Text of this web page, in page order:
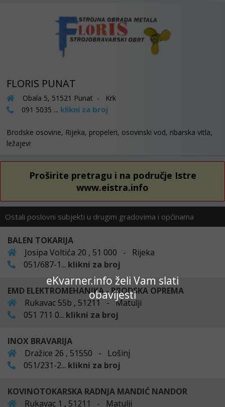
eKvarner.info želi Vam slati
obavijesti
FLORIS PUNAT
Obala 5, 51521 Punat - Krk
091 5035 ... klikni za broj
Brodske osovine, Rijeka, propeleri, osovinski vod, ribarska vitla,
ležajevi
Proširite pretragu i na područje Istre
www.eistra.info
Ostali poslovni subjekti u drugim gradovima i općinama
BALEN TOKARIJA
Josipa Voltića 20 , 51 000 - Rijeka
051/687-1... klikni za broj
EMD ELEKTROMEHANIKA - BRODSKA OPREMA
Rukavac 55b , 51211 - Matulji
051 711 0... klikni za broj
INOX BRAVARIJA
Dražice 26 , 51550 - Lošinj
051/231-2... klikni za broj
KOVINOTOKARSKA RADNJA MANDIĆ NANDOR
Rukavac 1 , 51211 - Matulji